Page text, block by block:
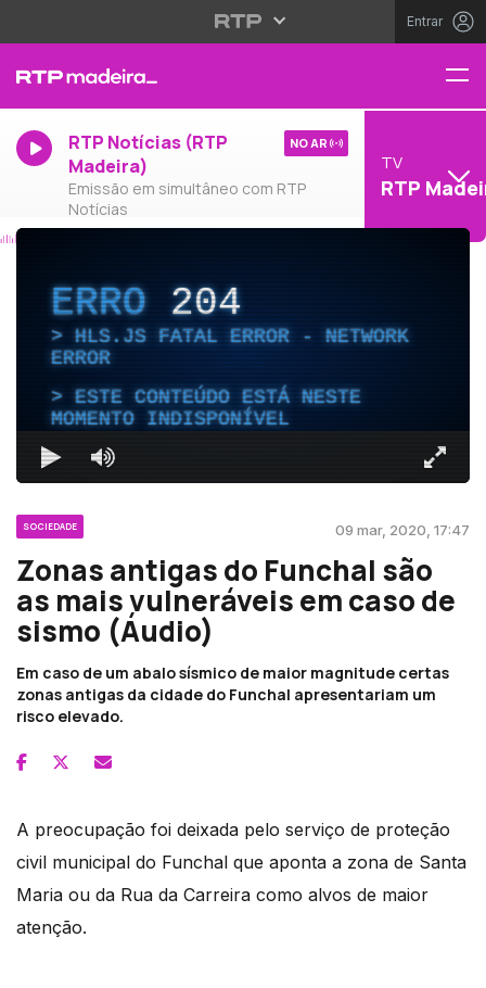
Entrar
RTP Notícias (RTP
Madeira)
Emissão em simultâneo com RTP
Notícias
NO AR
TV
RTP
ERRO204
HLS.JS FATAL ERROR - NETWORK
ERROR
ESTE CONTEÚDO ESTÁ NESTE
MOMENTO INDISPONÍVEL
SOCIEDADE 09 mar, 2020, 17:47
Zonas antigas do Funchal são
as mais vulneráveis em caso de
sismo (Áudio)
Em caso de um abalo sísmico de maior magnitude certas
zonas antigas da cidade do Funchal apresentariam um
risco elevado.
A preocupação foi deixada pelo serviço de proteção
civil municipal do Funchal que aponta a zona de Santa
Maria ou da Rua da Carreira como alvos de maior
atenção.